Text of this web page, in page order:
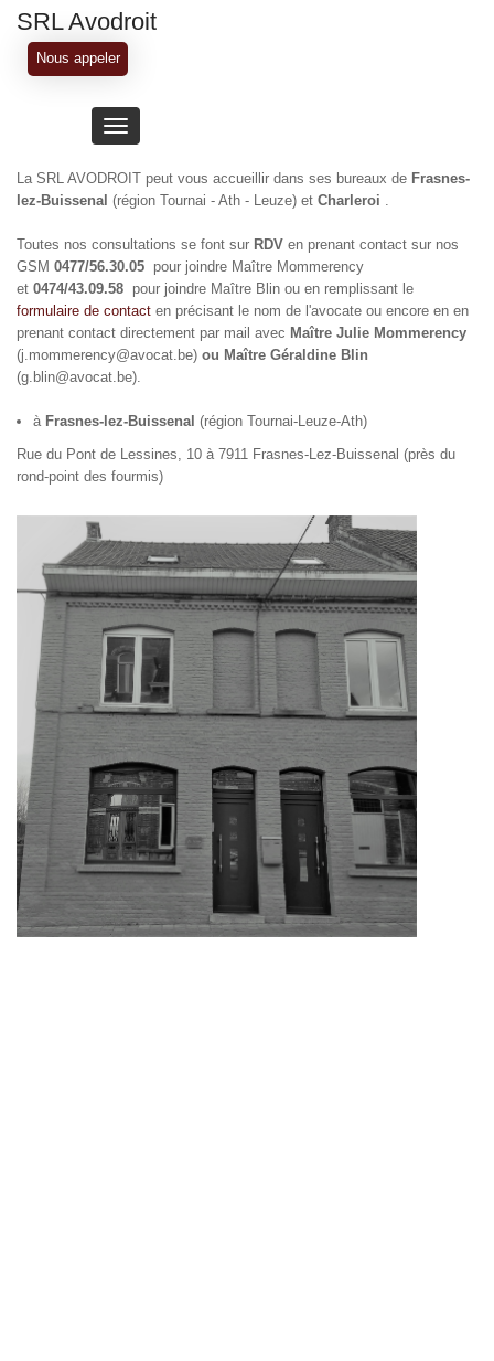
Skip
content
SRL Avodroit
Nous appeler
Toggle
navigation
La SRL AVODROIT peut vous accueillir dans ses bureaux de Frasnes-
lez-Buissenal (région Tournai - Ath - Leuze) et Charleroi
Toutes nos consultations se font sur RDV en prenant contact sur nos
GSM 0477/56.30.05 pour joindre Maître Mommerency
et 0474/43.09.58 pour joindre Maître Blin ou en remplissant le
formulaire de contact en précisant le nom de l'avocate ou encore en en
prenant contact directement par mail avec Maître Julie Mommerency
(j.mommerency@avocat.be) ou Maître Géraldine Blin
(g.blin@avocat.be).
à Frasnes-lez-Buissenal (région Tournai-Leuze-Ath)
Rue du Pont de Lessines, 10 à 7911 Frasnes-Lez-Buissenal (près du
rond-point des fourmis)